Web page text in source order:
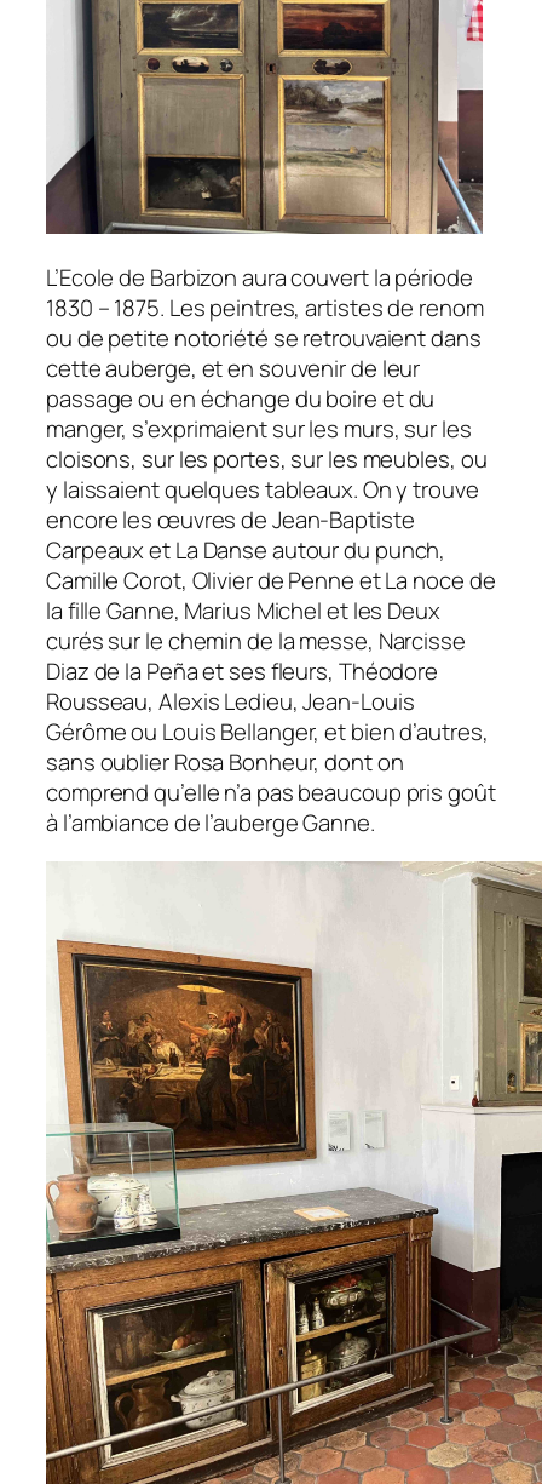
L’Ecole de Barbizon aura couvert la période
1830 – 1875. Les peintres, artistes de renom
ou de petite notoriété se retrouvaient dans
cette auberge, et en souvenir de leur
passage ou en échange du boire et du
manger, s’exprimaient sur les murs, sur les
cloisons, sur les portes, sur les meubles, ou
y laissaient quelques tableaux. On y trouve
encore les œuvres de Jean-Baptiste
Carpeaux et La Danse autour du punch,
Camille Corot, Olivier de Penne et La noce de
la fille Ganne, Marius Michel et les Deux
curés sur le chemin de la messe, Narcisse
Diaz de la Peña et ses fleurs, Théodore
Rousseau, Alexis Ledieu, Jean-Louis
Gérôme ou Louis Bellanger, et bien d’autres,
sans oublier Rosa Bonheur, dont on
comprend qu’elle n’a pas beaucoup pris goût
à l’ambiance de l’auberge Ganne.